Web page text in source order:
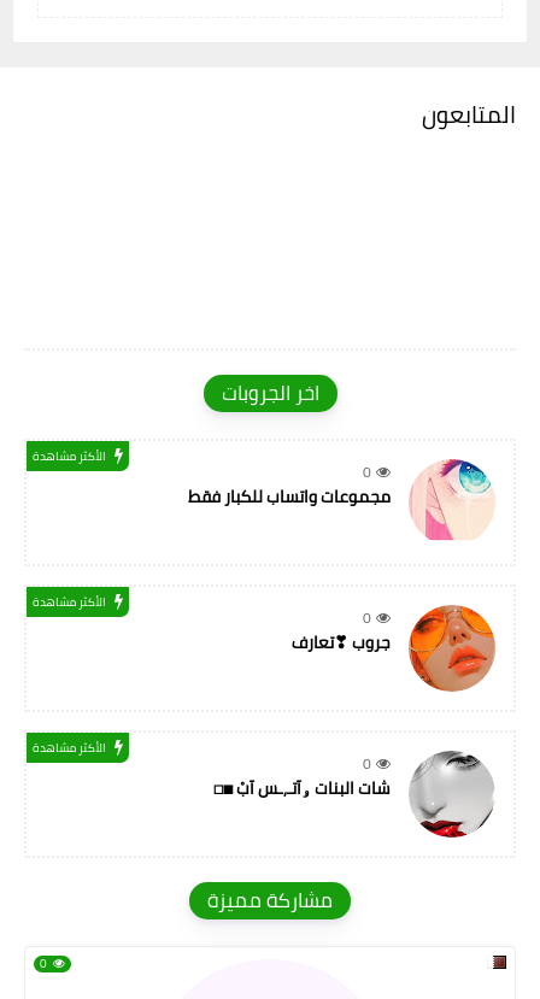
المتابعون
اخر الجروبات
0
الأكثر مشاهدة
مجموعات واتساب للكبار فقط
0
الأكثر مشاهدة
جروب ❣تعارف
0
الأكثر مشاهدة
شات البنات ۅآتـ,ـس آبْ ◼◻
مشاركة مميزة
0